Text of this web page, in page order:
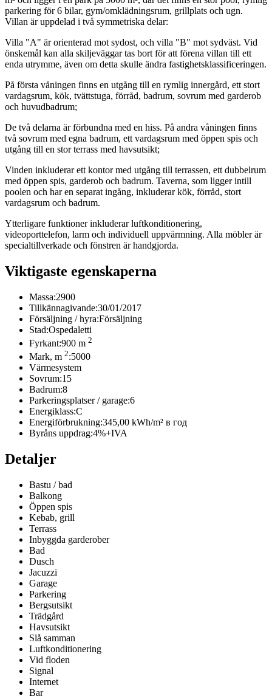
parkering för 6 bilar, gym/omklädningsrum, grillplats och ugn.
Villan är uppdelad i två symmetriska delar:
Villa "A" är orienterad mot sydost, och villa "B" mot sydväst. Vid
önskemål kan alla skiljeväggar tas bort för att förena villan till ett
enda utrymme, även om detta skulle ändra fastighetsklassificeringen.
På första våningen finns en utgång till en rymlig innergård, ett stort
vardagsrum, kök, tvättstuga, förråd, badrum, sovrum med garderob
och huvudbadrum;
De två delarna är förbundna med en hiss. På andra våningen finns
två sovrum med egna badrum, ett vardagsrum med öppen spis och
utgång till en stor terrass med havsutsikt;
Vinden inkluderar ett kontor med utgång till terrassen, ett dubbelrum
med öppen spis, garderob och badrum. Taverna, som ligger intill
poolen och har en separat ingång, inkluderar kök, förråd, stort
vardagsrum och badrum.
Ytterligare funktioner inkluderar luftkonditionering,
videoporttelefon, larm och individuell uppvärmning. Alla möbler är
specialtillverkade och fönstren är handgjorda.
Viktigaste egenskaperna
Massa:2900
Tillkännagivande:30/01/2017
Försäljning / hyra:Försäljning
Stad:Ospedaletti
Fyrkant:900 m 2
Mark, m 2:5000
Värmesystem
Sovrum:15
Badrum:8
Parkeringsplatser / garage:6
Energiklass:C
Energiförbrukning:345,00 kWh/m² в год
Byråns uppdrag:4%+IVA
Detaljer
Bastu / bad
Balkong
Öppen spis
Kebab, grill
Terrass
Inbyggda garderober
Bad
Dusch
Jacuzzi
Garage
Parkering
Bergsutsikt
Trädgård
Havsutsikt
Slå samman
Luftkonditionering
Vid floden
Signal
Internet
Bar